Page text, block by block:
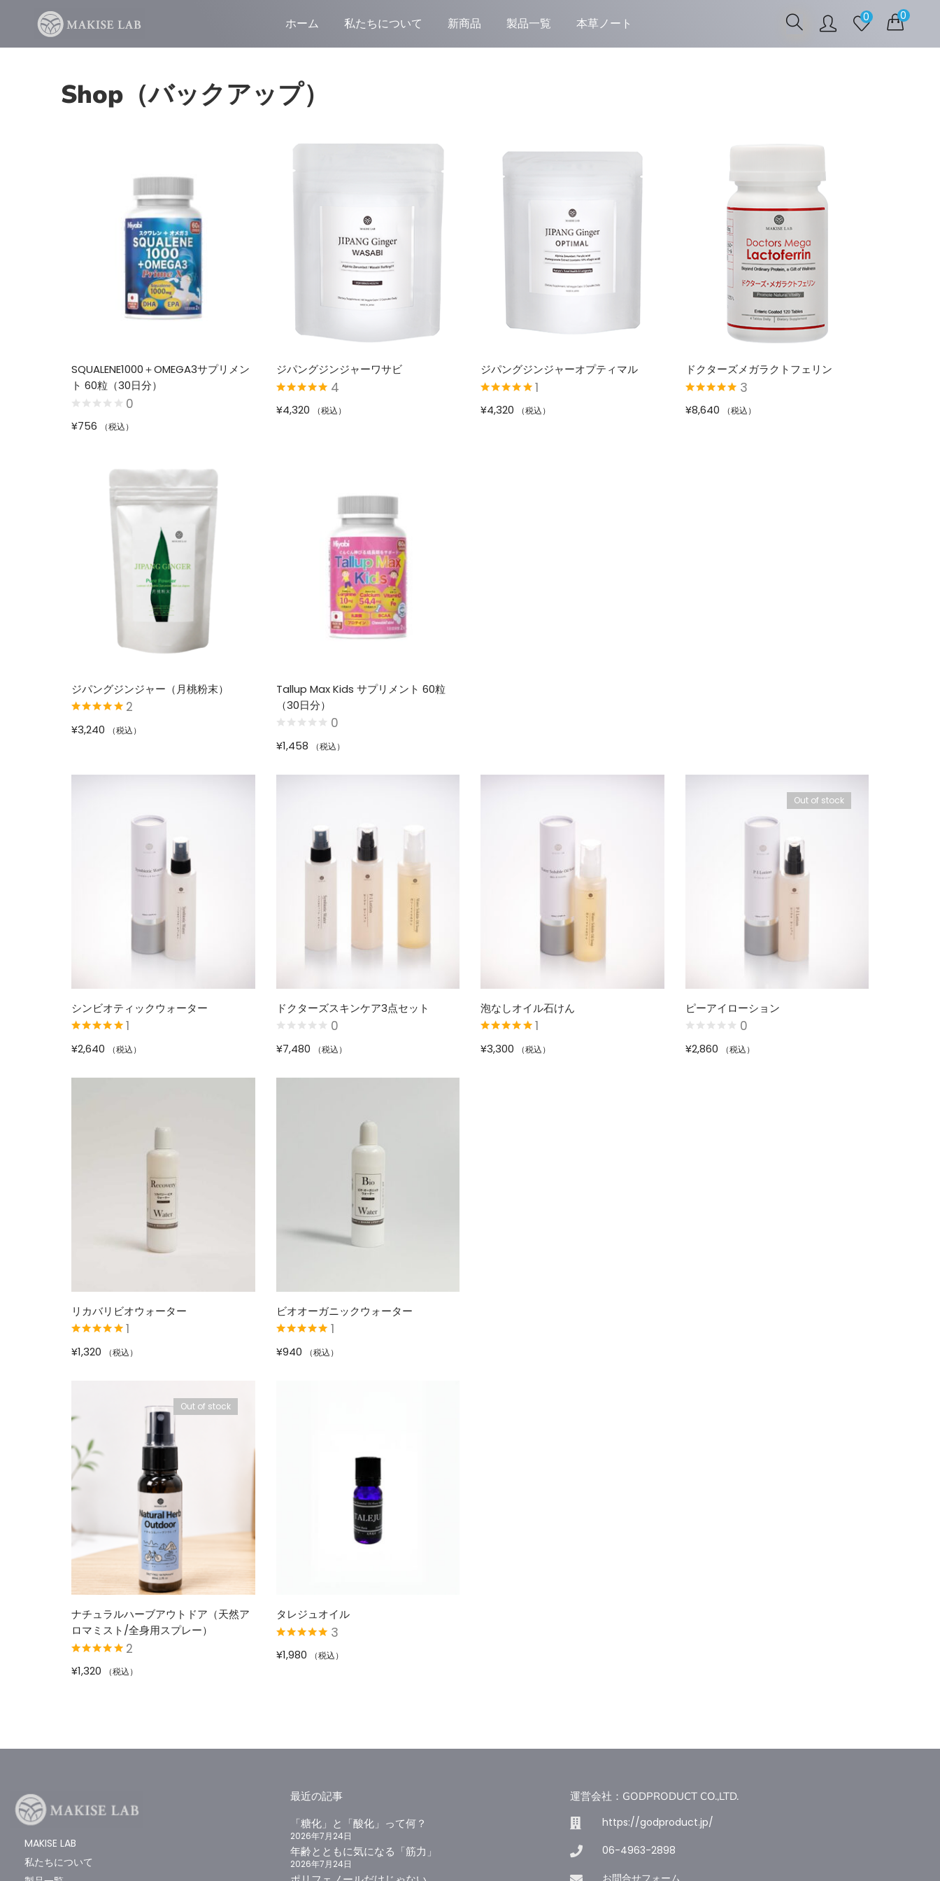
ホーム 私たちについて 新商品 製品一覧 本草ノート 0 0
Shop（バックアップ）
SQUALENE1000＋OMEGA3サプリメン
ト 60粒（30日分）
0
¥756 （税込）
ジパングジンジャーワサビ
評価
4
¥4,320 （税込）
ジパングジンジャーオプティマル
評価
1
¥4,320 （税込）
ドクターズメガラクトフェリン
評価
3
¥8,640 （税込）
ジパングジンジャー（月桃粉末）
評価
2
¥3,240 （税込）
Tallup Max Kids サプリメント 60粒
（30日分）
0
¥1,458 （税込）
シンビオティックウォーター
評価
1
¥2,640 （税込）
ドクターズスキンケア3点セット
0
¥7,480 （税込）
泡なしオイル石けん
評価
1
¥3,300 （税込）
Out of stock
ピーアイローション
0
¥2,860 （税込）
リカバリビオウォーター
評価
1
¥1,320 （税込）
ビオオーガニックウォーター
評価
1
¥940 （税込）
Out of stock
ナチュラルハーブアウトドア（天然ア
ロマミスト/全身用スプレー）
評価
2
¥1,320 （税込）
タレジュオイル
評価
3
¥1,980 （税込）
MAKISE LAB
私たちについて
最近の記事
「糖化」と「酸化」って何？
2026年7月24日
年齢とともに気になる「筋力」
2026年7月24日
運営会社：GODPRODUCT CO.,LTD.
https://godproduct.jp/
06-4963-2898